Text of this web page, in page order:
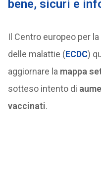
bene, sicuri e
Il Centro europeo per
delle malattie (ECDC)
aggiornare la mappa
sotteso intento di
vaccinati.